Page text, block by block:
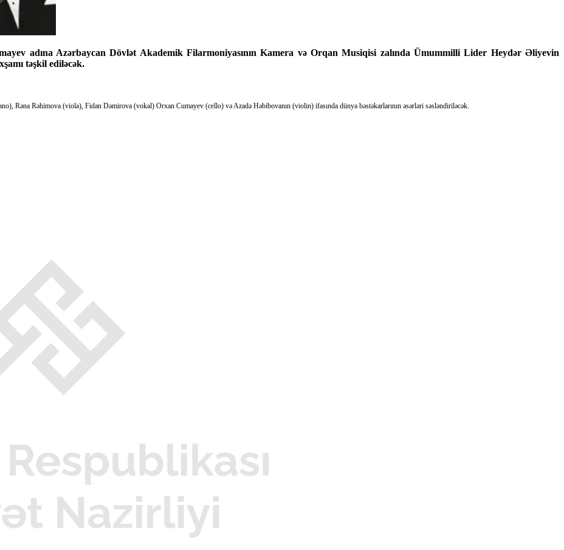
adına Azərbaycan Dövlət Akademik Filarmoniyasının Kamera və Orqan Musiqisi zalında Ümummilli Lider Heydər Əliyevin
təşkil ediləcək.
Rəna Rəhimova (viola), Fidan Dəmirova (vokal) Orxan Cumayev (cello) və Azadə Həbibovanın (violin) ifasında dünya bəstəkarlarının əsərləri səsləndiriləcək.